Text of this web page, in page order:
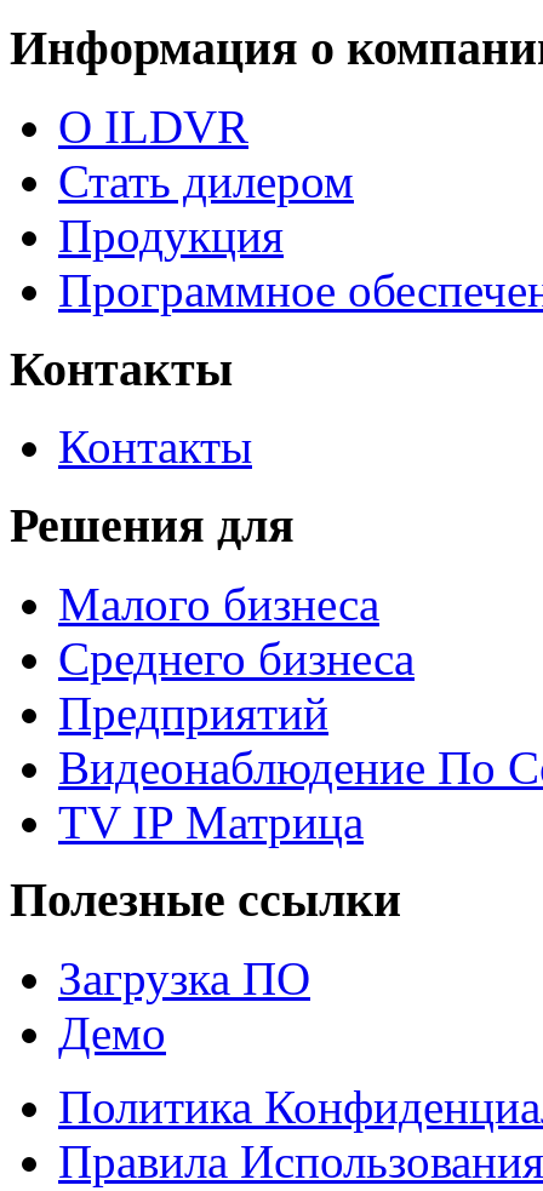
Информация о
О ILDVR
Стать дилером
Продукция
Программное
Контакты
Контакты
Решения для
Малого бизнеса
Среднего бизнеса
Предприятий
Видеонаблюдение По
TV IP Матрица
Полезные ссылки
Загрузка ПО
Демо
Политика
Правила Использования